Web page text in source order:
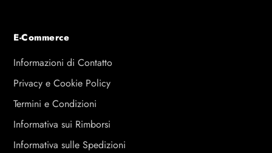
E-Commerce
Informazioni di Contatto
Privacy e Cookie Policy
Termini e Condizioni
Informativa sui Rimborsi
Informativa sulle Spedizioni